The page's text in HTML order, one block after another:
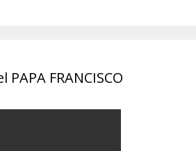
FRANCISCO